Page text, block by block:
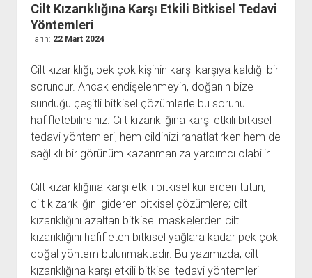
Hakkımızda
İletişim
Cilt Kızarıklığına Karşı Etkili Bitkisel Tedavi
Yöntemleri
Tarih: 22 Mart 2024
Cilt kızarıklığı, pek çok kişinin karşı karşıya kaldığı bir
sorundur. Ancak endişelenmeyin, doğanın bize
sunduğu çeşitli bitkisel çözümlerle bu sorunu
hafifletebilirsiniz. Cilt kızarıklığına karşı etkili bitkisel
tedavi yöntemleri, hem cildinizi rahatlatırken hem de
sağlıklı bir görünüm kazanmanıza yardımcı olabilir.
Cilt kızarıklığına karşı etkili bitkisel kürlerden tutun,
cilt kızarıklığını gideren bitkisel çözümlere; cilt
kızarıklığını azaltan bitkisel maskelerden cilt
kızarıklığını hafifleten bitkisel yağlara kadar pek çok
doğal yöntem bulunmaktadır. Bu yazımızda, cilt
kızarıklığına karşı etkili bitkisel tedavi yöntemleri